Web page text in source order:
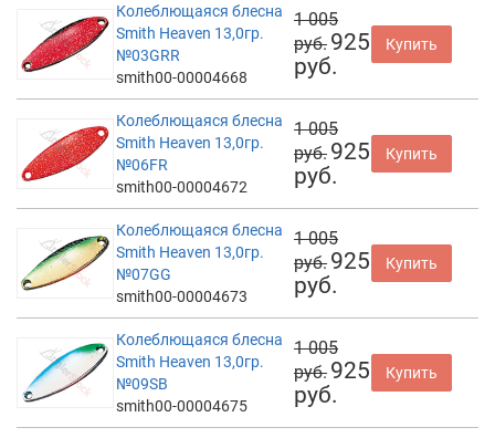
Колеблющаяся блесна
Smith Heaven 13,0гр.
№03GRR
smith00-00004668
1 005
руб. 925
руб.
Купить
Колеблющаяся блесна
Smith Heaven 13,0гр.
№06FR
smith00-00004672
1 005
руб. 925
руб.
Купить
Колеблющаяся блесна
Smith Heaven 13,0гр.
№07GG
smith00-00004673
1 005
руб. 925
руб.
Купить
Колеблющаяся блесна
Smith Heaven 13,0гр.
№09SB
smith00-00004675
1 005
руб. 925
руб.
Купить